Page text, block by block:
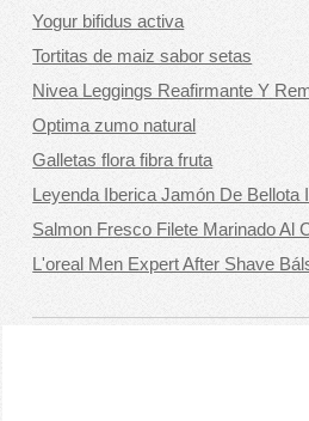
Yogur bifidus activa
Tortitas de maiz sabor setas
Nivea Leggings Reafirmante Y
Optima zumo natural
Galletas flora fibra fruta
Leyenda Iberica Jamón De Bellota
Salmon Fresco Filete Marinado Al
L'oreal Men Expert After Shave